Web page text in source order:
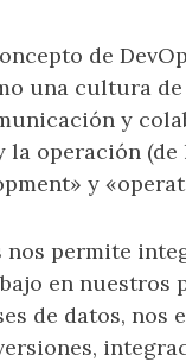
de
una cultura
y
la operación
y
nos permite
en nuestros
de datos, nos